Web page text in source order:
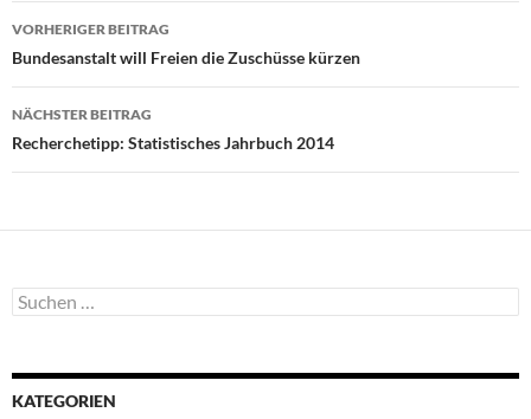
Beitragsnavigation
VORHERIGER BEITRAG
Bundesanstalt will Freien die Zuschüsse kürzen
NÄCHSTER BEITRAG
Recherchetipp: Statistisches Jahrbuch 2014
Suchen
nach:
KATEGORIEN